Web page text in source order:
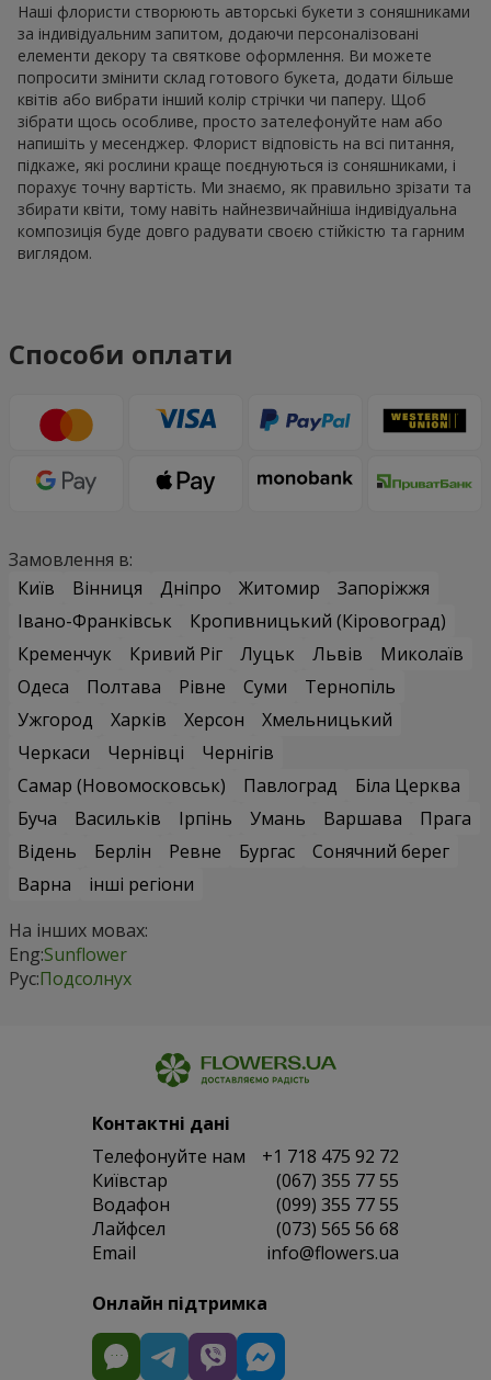
Наші флористи створюють авторські букети з соняшниками
за індивідуальним запитом, додаючи персоналізовані
елементи декору та святкове оформлення. Ви можете
попросити змінити склад готового букета, додати більше
квітів або вибрати інший колір стрічки чи паперу. Щоб
зібрати щось особливе, просто зателефонуйте нам або
напишіть у месенджер. Флорист відповість на всі питання,
підкаже, які рослини краще поєднуються із соняшниками, і
порахує точну вартість. Ми знаємо, як правильно зрізати та
збирати квіти, тому навіть найнезвичайніша індивідуальна
композиція буде довго радувати своєю стійкістю та гарним
виглядом.
Способи оплати
Замовлення в:
Київ
Вінниця Дніпро Житомир
Запоріжжя
Івано-Франківськ
Кропивницький (Кіровоград)
Кременчук
Кривий Ріг Луцьк Львів
Миколаїв
Одеса
Полтава Рівне Суми
Тернопіль
Ужгород
Харків Херсон
Хмельницький
Черкаси
Чернівці
Чернігів
Самар (Новомосковськ)
Павлоград
Біла Церква
Буча
Васильків Ірпінь Умань Варшава
Прага
Відень
Берлін Ревне Бургас
Сонячний берег
Варна
інші регіони
На інших мовах:
Eng:Sunflower
Рус:Подсолнух
Контактні дані
Телефонуйте нам
+1 718 475 92 72
Київстар
(067) 355 77 55
Водафон
(099) 355 77 55
Лайфсел
(073) 565 56 68
Email
info@flowers.ua
Онлайн підтримка